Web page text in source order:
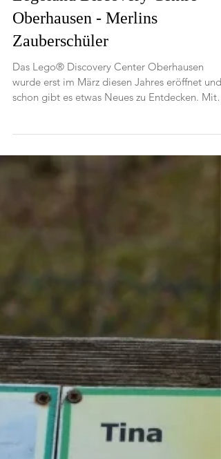
Legoland Discovery Centre
Oberhausen - Merlins
Zauberschüler
Das Lego® Discovery Center Oberhausen
wurde erst im März diesen Jahres eröffnet und
dem...